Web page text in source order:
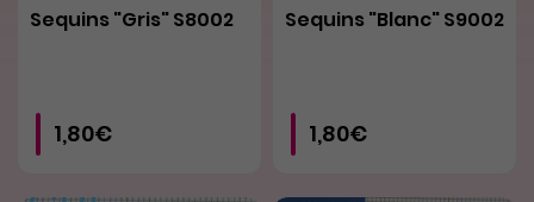
Sequins "Gris" S8002
1,80€
Sequins "Blanc" S9002
1,80€